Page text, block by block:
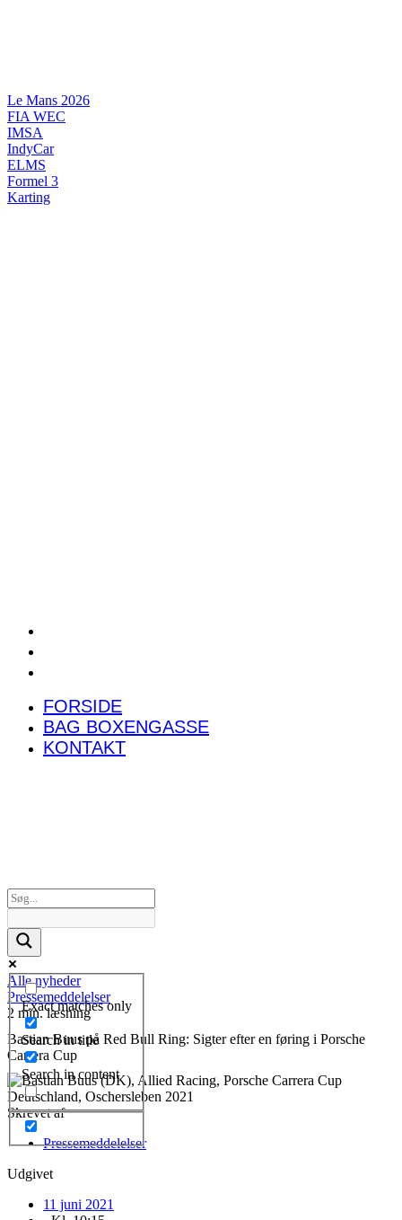
Le Mans 2026
FIA WEC
IMSA
IndyCar
ELMS
Formel 3
Karting
FORSIDE
BAG BOXENGASSE
KONTAKT
Exact matches only
Search in title
Search in content
Alle nyheder
Pressemeddelelser
2 min. læsning
Bastian Buus på Red Bull Ring: Sigter efter en føring i Porsche
Carrera Cup
Skrevet af
Pressemeddelelser
Udgivet
11 juni 2021